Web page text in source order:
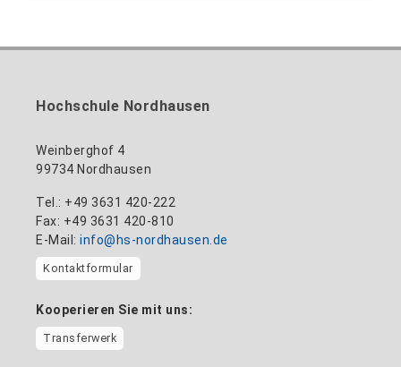
Gebäude 12 (Erdgeschoss)
mandy.tabatt@hs-nordhausen.de
Gebäude 11, Raum 11.0101
Hochschule Nordhausen
Weinberghof 4
99734 Nordhausen
Tel.: +49 3631 420-222
Fax: +49 3631 420-810
E-Mail: info@hs-nordhausen.de
Kontaktformular
Kooperieren Sie mit uns:
Transferwerk